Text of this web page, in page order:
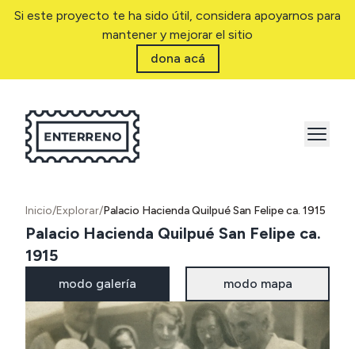
Si este proyecto te ha sido útil, considera apoyarnos para
mantener y mejorar el sitio
dona acá
Inicio/Explorar/Palacio Hacienda Quilpué San Felipe ca. 1915
Palacio Hacienda Quilpué San Felipe ca.
1915
modo galería modo mapa